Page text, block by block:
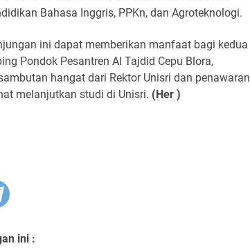
Bahasa Inggris, PPKn, dan Agroteknologi.
ini dapat memberikan manfaat bagi kedua
Pondok Pesantren Al Tajdid Cepu Blora,
hangat dari Rektor Unisri dan penawaran
melanjutkan studi di Unisri. (Her )
ini :